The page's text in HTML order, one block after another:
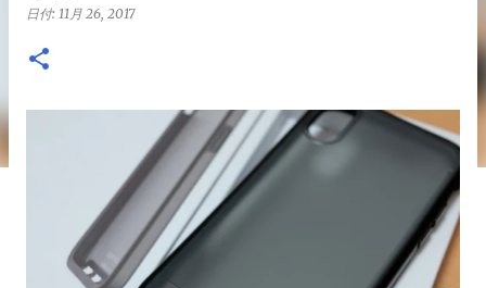
日付: 11月 26, 2017